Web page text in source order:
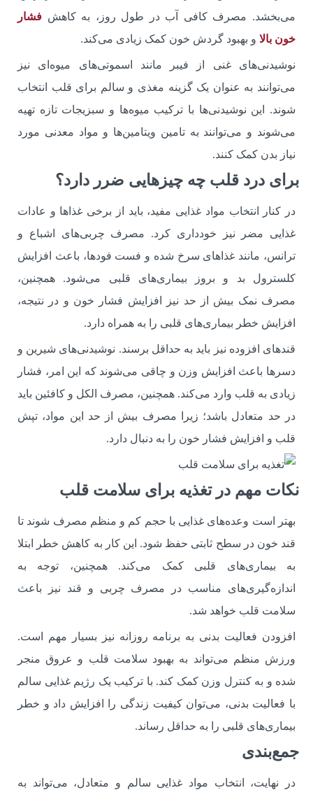
می‌بخشد. مصرف کافی آب در طول روز، به کاهش فشار
خون بالا و بهبود گردش خون کمک زیادی می‌کند.
نوشیدنی‌های غنی از فیبر مانند اسموتی‌های میوه‌ای نیز
می‌توانند به عنوان یک گزینه مغذی و سالم برای قلب انتخاب
شوند. این نوشیدنی‌ها با ترکیب میوه‌ها و سبزیجات تازه تهیه
می‌شوند و می‌توانند به تامین ویتامین‌ها و مواد معدنی مورد
نیاز بدن کمک کنند.
برای درد قلب چه چیزهایی ضرر دارد؟
در کنار انتخاب مواد غذایی مفید، باید از برخی غذاها و عادات
غذایی مضر نیز خودداری کرد. مصرف چربی‌های اشباع و
ترانس، مانند غذاهای سرخ‌ شده و فست ‌فودها، باعث افزایش
کلسترول بد و بروز بیماری‌های قلبی می‌شود. همچنین،
مصرف نمک بیش از حد نیز افزایش فشار خون و در نتیجه،
افزایش خطر بیماری‌های قلبی را به همراه دارد.
قندهای افزوده نیز باید به حداقل برسند. نوشیدنی‌های شیرین و
دسرها باعث افزایش وزن و چاقی می‌شوند که این امر، فشار
زیادی به قلب وارد می‌کند. همچنین، مصرف الکل و کافئین باید
در حد متعادل باشد؛ زیرا مصرف بیش از حد این مواد، تپش
قلب و افزایش فشار خون را به دنبال دارد.
نکات مهم در تغذیه برای سلامت قلب
بهتر است وعده‌های غذایی با حجم کم و منظم مصرف شوند تا
قند خون در سطح ثابتی حفظ شود. این کار به کاهش خطر ابتلا
به بیماری‌های قلبی کمک می‌کند. همچنین، توجه به
اندازه‌گیری‌های مناسب در مصرف چربی و قند نیز باعث
سلامت قلب خواهد شد.
افزودن فعالیت بدنی به برنامه روزانه نیز بسیار مهم است.
ورزش منظم می‌تواند به بهبود سلامت قلب و عروق منجر
شده و به کنترل وزن کمک کند. با ترکیب یک رژیم غذایی سالم
با فعالیت بدنی، می‌توان کیفیت زندگی را افزایش داد و خطر
بیماری‌های قلبی را به حداقل رساند.
جمع‌بندی
در نهایت، انتخاب مواد غذایی سالم و متعادل، می‌تواند به